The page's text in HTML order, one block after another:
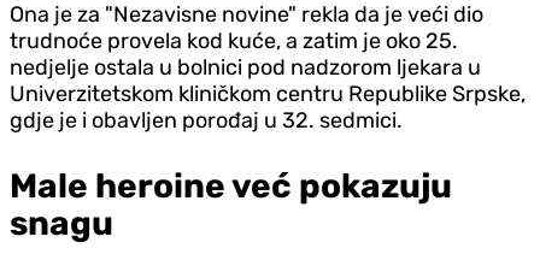
Ona je za "Nezavisne novine" rekla da je veći dio
trudnoće provela kod kuće, a zatim je oko 25.
nedjelje ostala u bolnici pod nadzorom ljekara u
Univerzitetskom kliničkom centru Republike Srpske,
gdje je i obavljen porođaj u 32. sedmici.
Male heroine već pokazuju
snagu